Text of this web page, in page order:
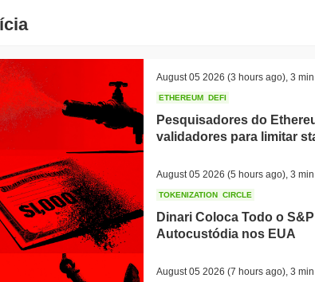
August 05 2026 (3 hours ago) 3
ETHEREUM DEFI
Pesquisadores do
validadores para limitar
August 05 2026 (5 hours ago) 3
TOKENIZATION CIRCLE
Dinari Coloca Todo o
Autocustódia nos EUA
August 05 2026 (7 hours ago) 3